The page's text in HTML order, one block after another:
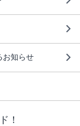
お知らせ
！